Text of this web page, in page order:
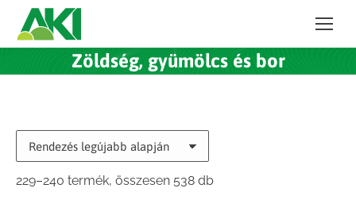
Zöldség, gyümölcs és bor
229–240 termék, összesen 538 dbSorted